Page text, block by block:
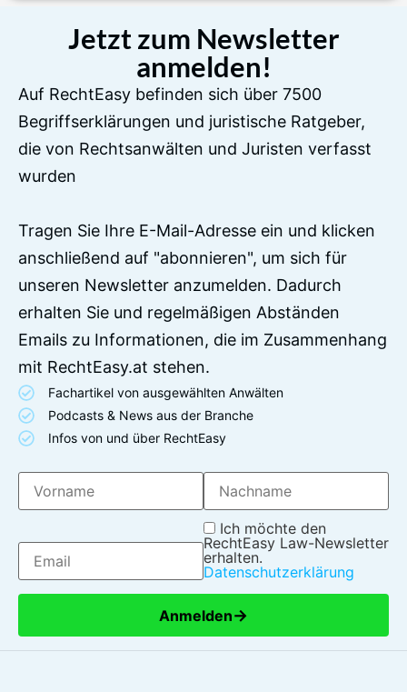
Jetzt zum Newsletter
anmelden!
Auf RechtEasy befinden sich über 7500
Begriffserklärungen und juristische Ratgeber,
die von Rechtsanwälten und Juristen verfasst
wurden
Tragen Sie Ihre E-Mail-Adresse ein und klicken
anschließend auf "abonnieren", um sich für
unseren Newsletter anzumelden. Dadurch
erhalten Sie und regelmäßigen Abständen
Emails zu Informationen, die im Zusammenhang
mit RechtEasy.at stehen.
Fachartikel von ausgewählten Anwälten
Podcasts & News aus der Branche
Infos von und über RechtEasy
Ich möchte den
RechtEasy Law-Newsletter
erhalten.
Datenschutzerklärung
Anmelden→